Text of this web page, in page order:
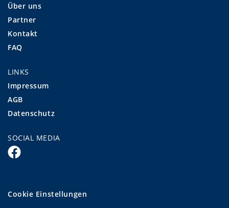
Über uns
Partner
Kontakt
FAQ
LINKS
Impressum
AGB
Datenschutz
SOCIAL MEDIA
Cookie Einstellungen